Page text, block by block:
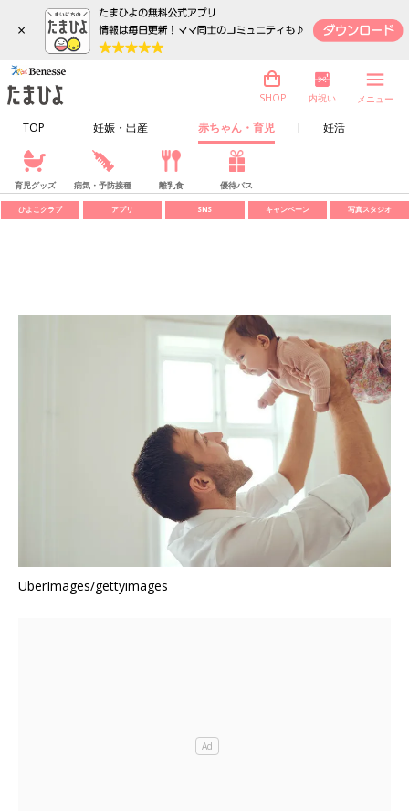
×
TOP 妊娠・出産 赤ちゃん・育児 妊活
SHOP 内祝い メニュー
育児グッズ 病気・予防接種 離乳食 優待パス
ひよこクラブ アプリ SNS キャンペーン 写真スタジオ
UberImages/gettyimages